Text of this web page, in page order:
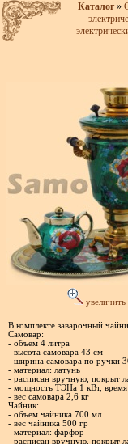
Каталог»
увеличить
В комплекте заварочный
Самовар:
- объем 4 литра
- высота самовара 43 см
- ширина самовара по ручки
- материал: латунь
- расписан вручную, покрыт
- мощность ТЭНа 1 кВт,
- вес самовара 2,6 кг
Чайник:
- объем чайника 700 мл
- вес чайника 500 гр
- материал: фарфор
- расписан вручную, покрыт